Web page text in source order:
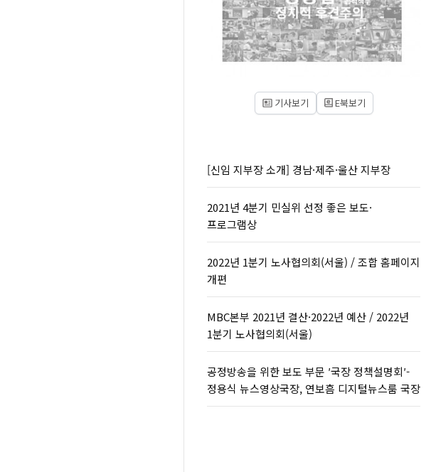
기사보기 E북보기
[신임 지부장 소개] 경남·제주·울산 지부장
2021년 4분기 민실위 선정 좋은 보도·
프로그램상
2022년 1분기 노사협의회(서울) / 조합 홈페이지
개편
MBC본부 2021년 결산·2022년 예산 / 2022년
1분기 노사협의회(서울)
공정방송을 위한 보도 부문 ′국장 정책설명회′-
정용식 뉴스영상국장, 연보흠 디지털뉴스룸 국장